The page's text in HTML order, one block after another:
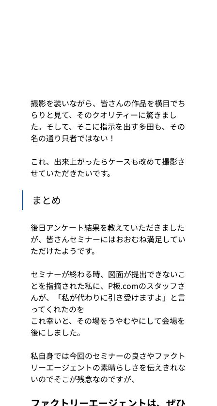
撮影を装いながら、皆さんの作品を横目でち
らりと見て、そのクオリティーに驚きまし
た。そして、そこに指示を出す多田も、その
名の通り只者ではない！
これ、出来上がったらケースも改めて撮影さ
せていただきたいです。
まとめ
後日アンケート結果を教えていただきました
が、皆さんセミナーにはおおむね満足してい
ただけたようです。
セミナーが終わる時、図面が提出できないこ
とを指摘された私に、P板.comのスタッフさ
んが、「私が代わりに引き受けますよ」と言
ってくれたのを
これ幸いと、その場をうやむやにして会場を
後にしました。
私自身では今回のセミナーの良さやファクト
リーエージェントの素晴らしさを伝えきれな
いのでそこが残念なのですが、
ファクトリーエージェントは、ぜひ